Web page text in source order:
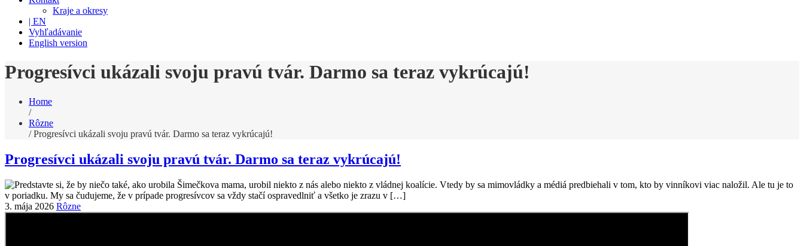
Kraje a okresy
| EN
Vyhľadávanie
English version
Progresívci ukázali svoju pravú tvár. Darmo sa teraz vykrúcajú!
Home
/
Rôzne
/ Progresívci ukázali svoju pravú tvár. Darmo sa teraz vykrúcajú!
Progresívci ukázali svoju pravú tvár. Darmo sa teraz vykrúcajú!
3. mája 2026 Rôzne